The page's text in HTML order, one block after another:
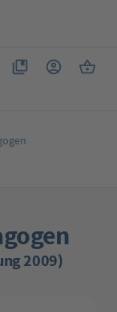
Du hast 0 Produkte
2009)